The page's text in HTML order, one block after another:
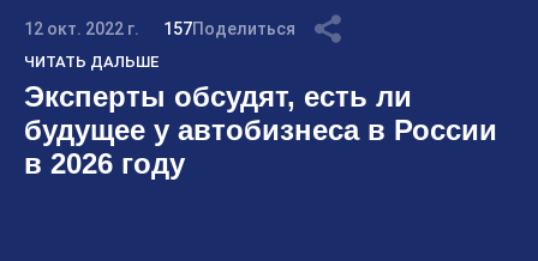
12 окт. 2022 г. 157Поделиться
ЧИТАТЬ ДАЛЬШЕ
Эксперты обсудят, есть ли
будущее у автобизнеса в России
в 2026 году